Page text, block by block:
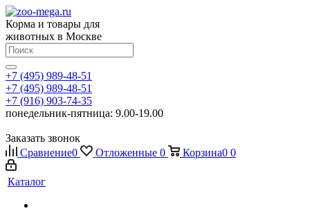
Корма и товары для
животных в Москве
+7 (495) 989-48-51
+7 (495) 989-48-51
+7 (916) 903-74-35
понедельник-пятница: 9.00-19.00
Заказать звонок
Сравнение0 Отложенные 0 Корзина0 0
Каталог